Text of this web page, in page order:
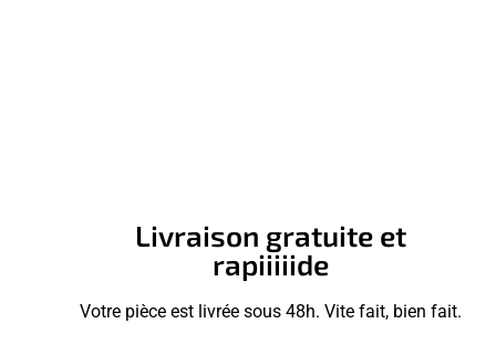
Livraison gratuite et
rapiiiiide
Votre pièce est livrée sous 48h. Vite fait, bien fait.